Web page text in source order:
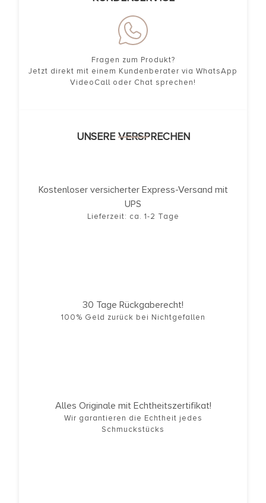
Fragen zum Produkt?
Jetzt direkt mit einem Kundenberater via WhatsApp
VideoCall oder Chat sprechen!
UNSERE VERSPRECHEN
Kostenloser versicherter Express-Versand mit
UPS
Lieferzeit: ca. 1-2 Tage
30 Tage Rückgaberecht!
100% Geld zurück bei Nichtgefallen
Alles Originale mit Echtheitszertifikat!
Wir garantieren die Echtheit jedes
Schmuckstücks